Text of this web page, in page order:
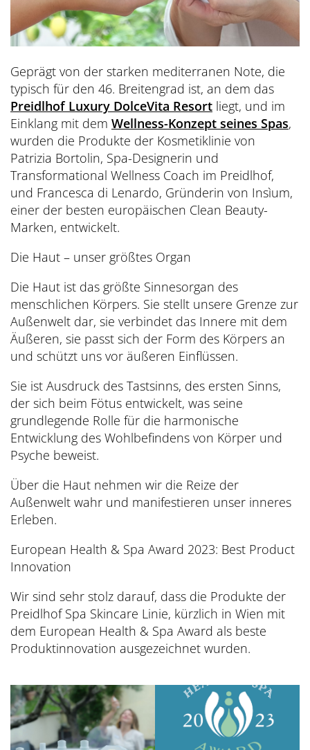
Geprägt von der starken mediterranen Note, die
typisch für den 46. Breitengrad ist, an dem das
Preidlhof Luxury DolceVita Resort liegt, und im
Einklang mit dem Wellness-Konzept seines Spas,
wurden die Produkte der Kosmetiklinie von
Patrizia Bortolin, Spa-Designerin und
Transformational Wellness Coach im Preidlhof,
und Francesca di Lenardo, Gründerin von Insìum,
einer der besten europäischen Clean Beauty-
Marken, entwickelt.
Die Haut – unser größtes Organ
Die Haut ist das größte Sinnesorgan des
menschlichen Körpers. Sie stellt unsere Grenze zur
Außenwelt dar, sie verbindet das Innere mit dem
Äußeren, sie passt sich der Form des Körpers an
und schützt uns vor äußeren Einflüssen.
Sie ist Ausdruck des Tastsinns, des ersten Sinns,
der sich beim Fötus entwickelt, was seine
grundlegende Rolle für die harmonische
Entwicklung des Wohlbefindens von Körper und
Psyche beweist.
Über die Haut nehmen wir die Reize der
Außenwelt wahr und manifestieren unser inneres
Erleben.
European Health & Spa Award 2023: Best Product
Innovation
Wir sind sehr stolz darauf, dass die Produkte der
Preidlhof Spa Skincare Linie, kürzlich in Wien mit
dem European Health & Spa Award als beste
Produktinnovation ausgezeichnet wurden.